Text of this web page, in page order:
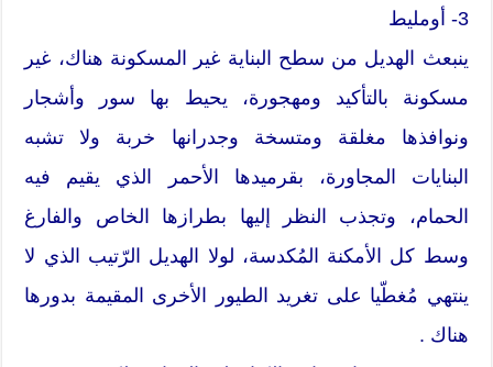
3- أومليط
ينبعث الهديل من سطح البناية غير المسكونة هناك، غير
مسكونة بالتأكيد ومهجورة، يحيط بها سور وأشجار
ونوافذها مغلقة ومتسخة وجدرانها خربة ولا تشبه
البنايات المجاورة، بقرميدها الأحمر الذي يقيم فيه
الحمام، وتجذب النظر إليها بطرازها الخاص والفارغ
وسط كل الأمكنة المُكدسة، لولا الهديل الرّتيب الذي لا
ينتهي مُغطّيا على تغريد الطيور الأخرى المقيمة بدورها
هناك .